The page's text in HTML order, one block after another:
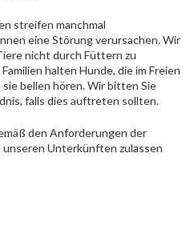
streifen manchmal
eine Störung verursachen. Wir
nicht durch Füttern zu
halten Hunde, die im Freien
sie bellen hören. Wir bitten Sie
falls dies auftreten sollten.
den Anforderungen der
Unterkünften zulassen